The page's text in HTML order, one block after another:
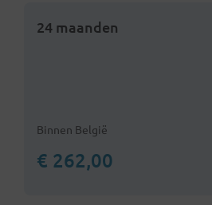
24 maanden
Binnen België
€ 262,00